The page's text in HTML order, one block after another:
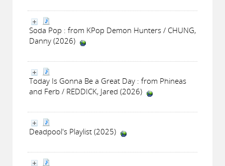
Soda Pop : from KPop Demon Hunters / CHUNG,
Danny (2026)
Today Is Gonna Be a Great Day : from Phineas
and Ferb / REDDICK, Jared (2026)
Deadpool's Playlist (2025)